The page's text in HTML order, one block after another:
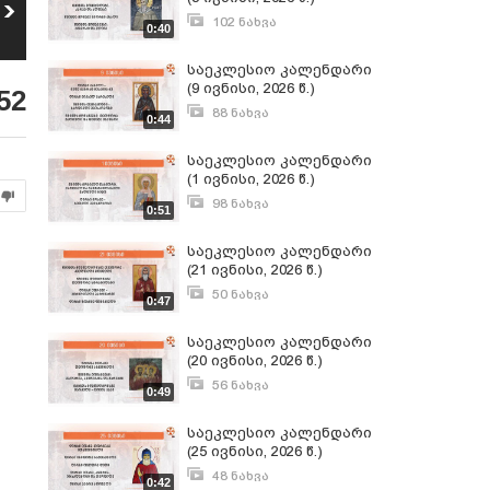
ყაზბეგის
მუნიციპალიტეტის
განათლებისა და
განვითარების
ცენტრში სრულიად
საქართველოს
კათოლიკოს-
პატრიარქ ილია
ხსოვნისადმი
მიძღვნილი
ღონისძიება
გაიმართა
ნახვა
15 ივლისს
საქართველოს
ეკლესია
ვლაქერნობას
0:40 102 ნახვა
0:44
საეკლესიო კალენდარი
(9 ივნისი, 2026 წ.)
88 ნახვა
0:51
საეკლესიო კალენდარი
(1 ივნისი, 2026 წ.)
98 ნახვა
0:47
საეკლესიო კალენდარი
(21 ივნისი, 2026 წ.)
50 ნახვა
0:49
საეკლესიო კალენდარი
(20 ივნისი, 2026 წ.)
56 ნახვა
0:42
საეკლესიო კალენდარი
(25 ივნისი, 2026 წ.)
48 ნახვა